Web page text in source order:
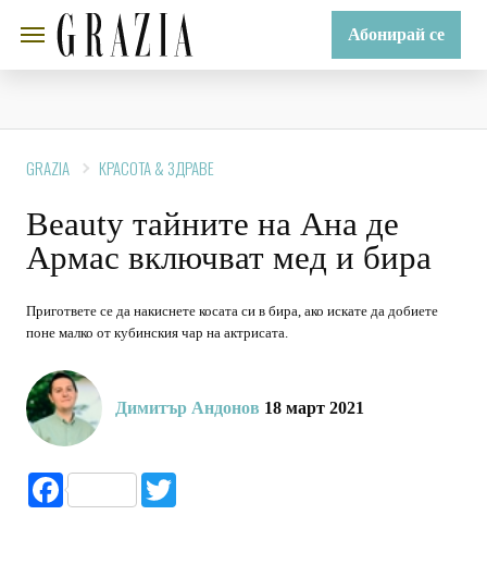
Абонирай се
GRAZIA КРАСОТА & ЗДРАВЕ
Beauty тайните на Ана де
Армас включват мед и бира
Пригответе се да накиснете косата си в бира, ако искате да добиете
поне малко от кубинския чар на актрисата.
Димитър Андонов 18 март 2021
Facebook